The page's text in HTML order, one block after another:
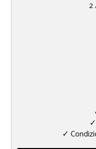
2
✓